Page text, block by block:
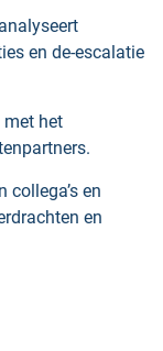
en de-escalatie
met het
en
en